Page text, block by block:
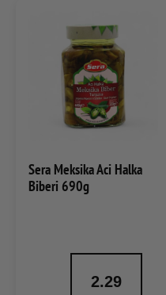
Sera Meksika Aci Halka
Biberi 690g
2.29